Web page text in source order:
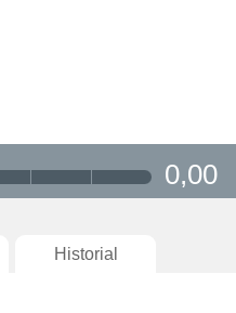
0,00
Historial